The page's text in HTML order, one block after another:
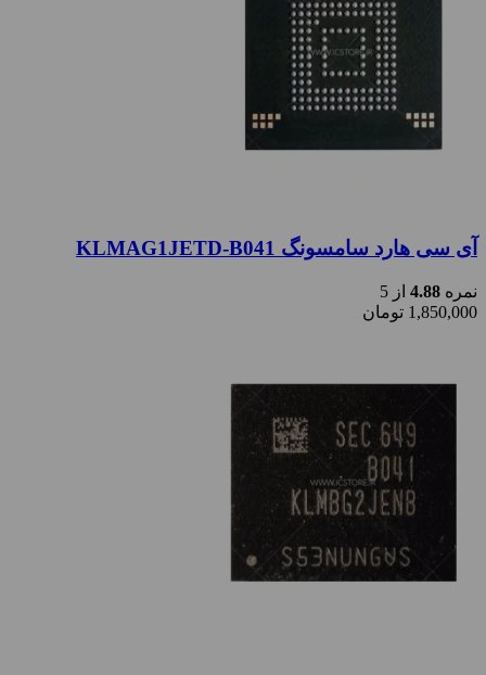
آی سی هارد سامسونگ KLMAG1JETD-B041
نمره 4.88 از 5
1,850,000 تومان